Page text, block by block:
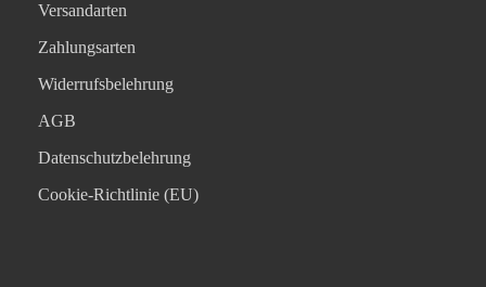
Versandarten
Zahlungsarten
Widerrufsbelehrung
AGB
Datenschutzbelehrung
Cookie-Richtlinie (EU)